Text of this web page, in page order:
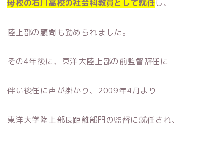
母校の石川高校の社会科教員として就任し、
陸上部の顧問も勤められました。
その4年後に、東洋大陸上部の前監督辞任に
伴い後任に声が掛かり、2009年4月より
東洋大学陸上部長距離部門の監督に就任され、